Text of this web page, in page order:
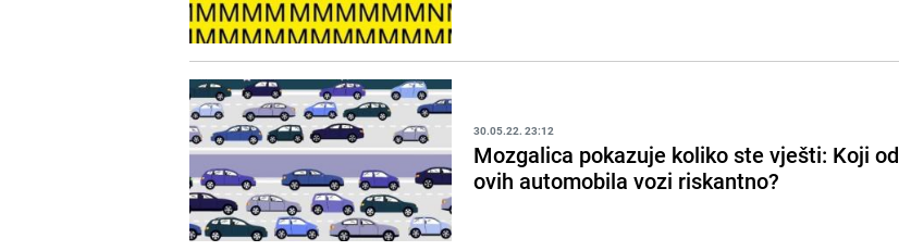
30.05.22. 23:12
Mozgalica pokazuje koliko ste vješti: Koji od
ovih automobila vozi riskantno?